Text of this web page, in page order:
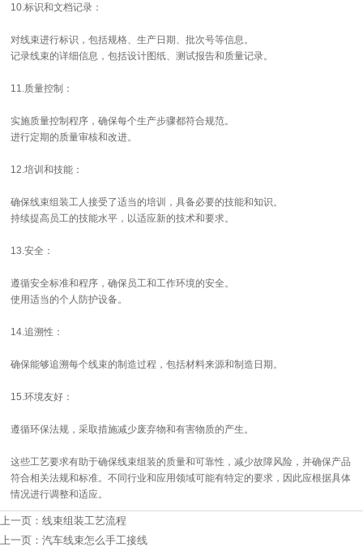
10.标识和文档记录：
对线束进行标识，包括规格、生产日期、批次号等信息。
记录线束的详细信息，包括设计图纸、测试报告和质量记录。
11.质量控制：
实施质量控制程序，确保每个生产步骤都符合规范。
进行定期的质量审核和改进。
12.培训和技能：
确保线束组装工人接受了适当的培训，具备必要的技能和知识。
持续提高员工的技能水平，以适应新的技术和要求。
13.安全：
遵循安全标准和程序，确保员工和工作环境的安全。
使用适当的个人防护设备。
14.追溯性：
确保能够追溯每个线束的制造过程，包括材料来源和制造日期。
15.环境友好：
遵循环保法规，采取措施减少废弃物和有害物质的产生。
这些工艺要求有助于确保线束组装的质量和可靠性，减少故障风险，并确保产品
符合相关法规和标准。不同行业和应用领域可能有特定的要求，因此应根据具体
情况进行调整和适应。
上一页： 线束组装工艺流程
上一页： 汽车线束怎么手工接线